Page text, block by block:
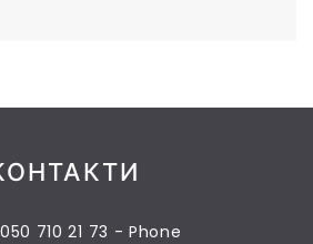
710 21 73 - Phone